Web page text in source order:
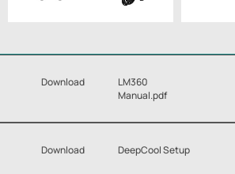
Download
LM360
Manual.pdf
Download DeepCool Setup